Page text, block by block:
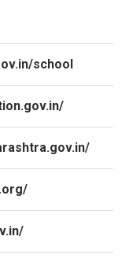
school